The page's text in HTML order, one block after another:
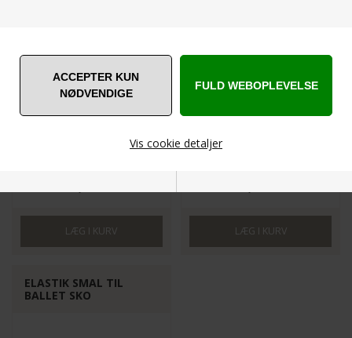
Vis cookie detaljer
Str.6-10 år
ELASTIK SMAL TIL
BALLET SKO